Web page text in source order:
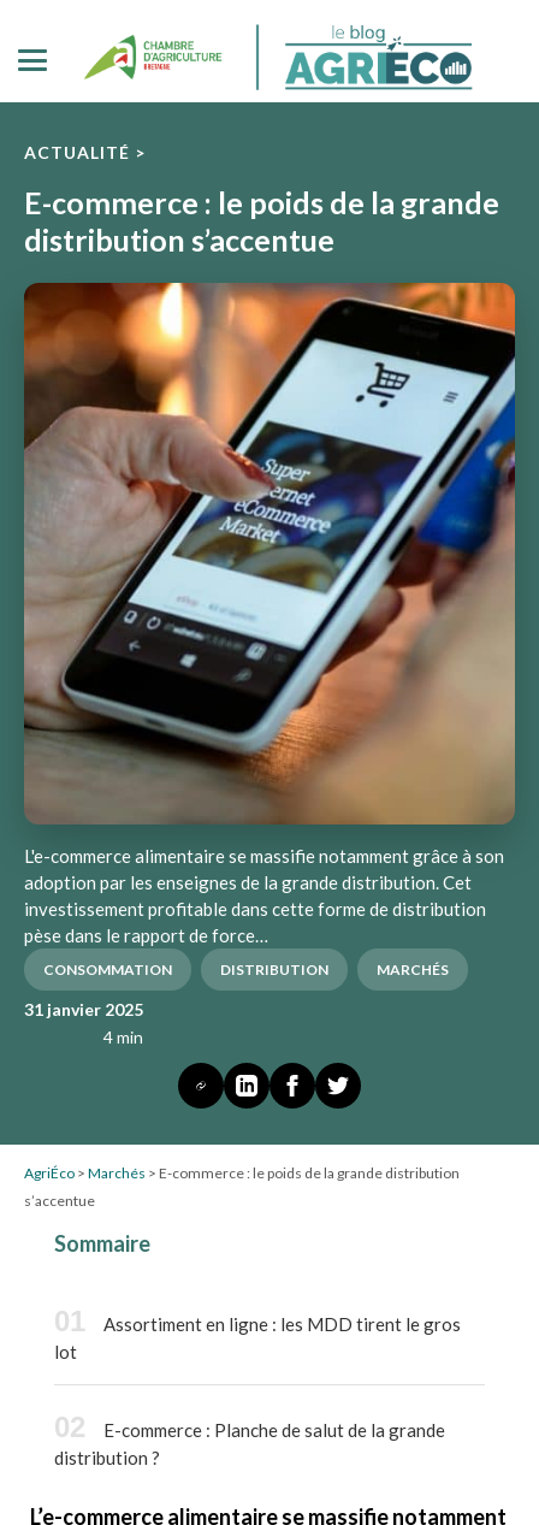
ACTUALITÉ >
E-commerce : le poids de la grande
distribution s’accentue
L'e-commerce alimentaire se massifie notamment grâce à son
adoption par les enseignes de la grande distribution. Cet
investissement profitable dans cette forme de distribution
pèse dans le rapport de force…
CONSOMMATION DISTRIBUTION MARCHÉS
31 janvier 2025
4 min
AgriÉco > Marchés > E-commerce : le poids de la grande distribution
s’accentue
Sommaire
Assortiment en ligne : les MDD tirent le gros
lot
E-commerce : Planche de salut de la grande
distribution ?
L’e-commerce alimentaire se massifie notamment